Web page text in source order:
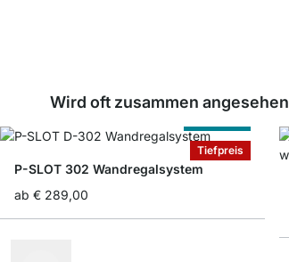
Wird oft zusammen angesehen
Tiefpreis
P-SLOT 302 Wandregalsystem
ab € 289,00